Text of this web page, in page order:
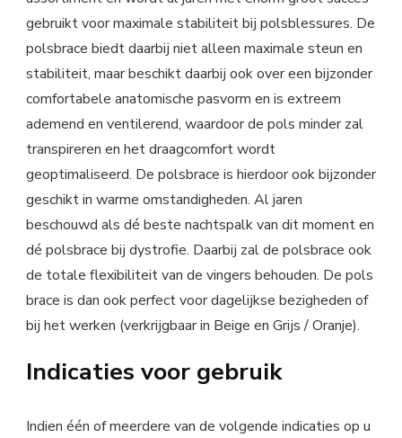
gebruikt voor maximale stabiliteit bij polsblessures. De
polsbrace biedt daarbij niet alleen maximale steun en
stabiliteit, maar beschikt daarbij ook over een bijzonder
comfortabele anatomische pasvorm en is extreem
ademend en ventilerend, waardoor de pols minder zal
transpireren en het draagcomfort wordt
geoptimaliseerd. De polsbrace is hierdoor ook bijzonder
geschikt in warme omstandigheden. Al jaren
beschouwd als dé beste nachtspalk van dit moment en
dé polsbrace bij dystrofie. Daarbij zal de polsbrace ook
de totale flexibiliteit van de vingers behouden. De pols
brace is dan ook perfect voor dagelijkse bezigheden of
bij het werken (verkrijgbaar in Beige en Grijs / Oranje).
Indicaties voor gebruik
Indien één of meerdere van de volgende indicaties op u